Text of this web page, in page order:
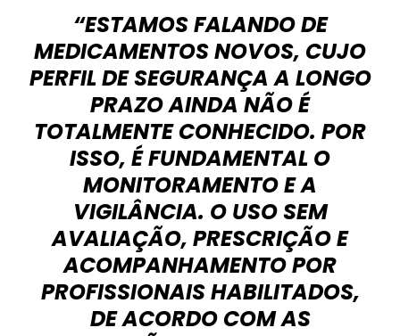
“ESTAMOS FALANDO DE
MEDICAMENTOS NOVOS, CUJO
PERFIL DE SEGURANÇA A LONGO
PRAZO AINDA NÃO É
TOTALMENTE CONHECIDO. POR
ISSO, É FUNDAMENTAL O
MONITORAMENTO E A
VIGILÂNCIA. O USO SEM
AVALIAÇÃO, PRESCRIÇÃO E
ACOMPANHAMENTO POR
PROFISSIONAIS HABILITADOS,
DE ACORDO COM AS